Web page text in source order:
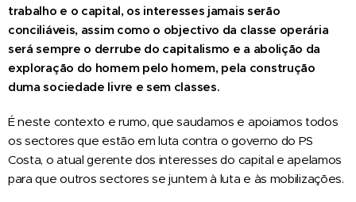
trabalho e o capital, os interesses jamais serão
conciliáveis, assim como o objectivo da classe operária
será sempre o derrube do capitalismo e a abolição da
exploração do homem pelo homem, pela construção
duma sociedade livre e sem classes.
É neste contexto e rumo, que saudamos e apoiamos todos
os sectores que estão em luta contra o governo do PS
Costa, o atual gerente dos interesses do capital e apelamos
para que outros sectores se juntem à luta e às mobilizações.